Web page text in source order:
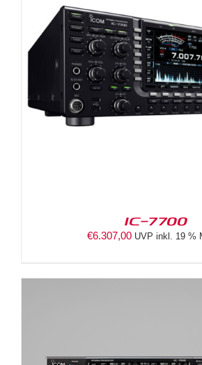
IC-7700
€6.307,00 UVP inkl. 19 %